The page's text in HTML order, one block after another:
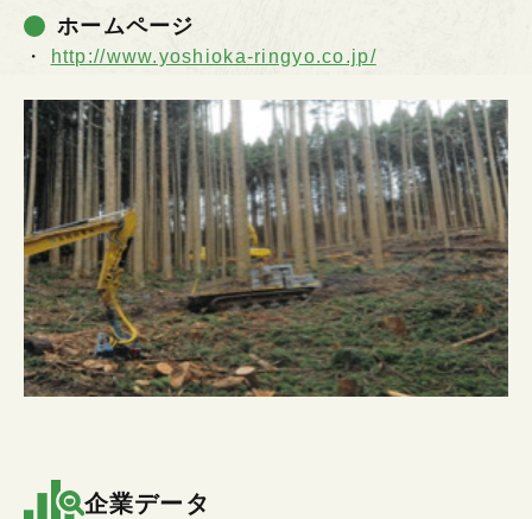
ホームページ
http://www.yoshioka-ringyo.co.jp/
企業データ